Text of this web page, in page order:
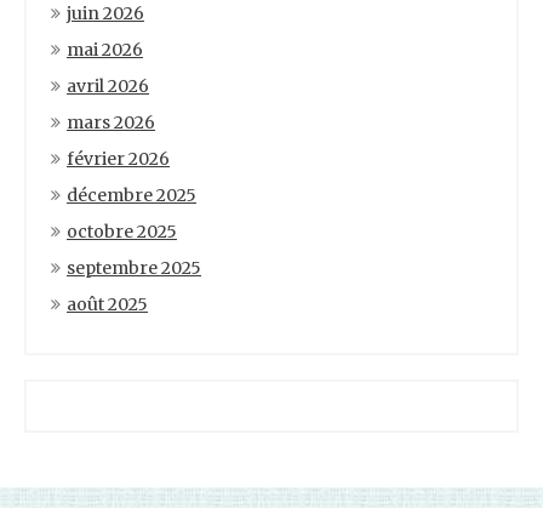
juin 2026
mai 2026
avril 2026
mars 2026
février 2026
décembre 2025
octobre 2025
septembre 2025
août 2025